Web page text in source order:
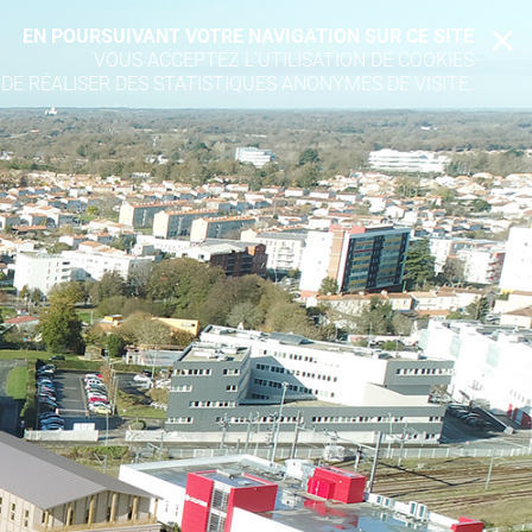
EN POURSUIVANT VOTRE NAVIGATION SUR CE SITE
VOUS ACCEPTEZ L’UTILISATION DE COOKIES
RÉALISER DES STATISTIQUES ANONYMES DE VISITE.
X